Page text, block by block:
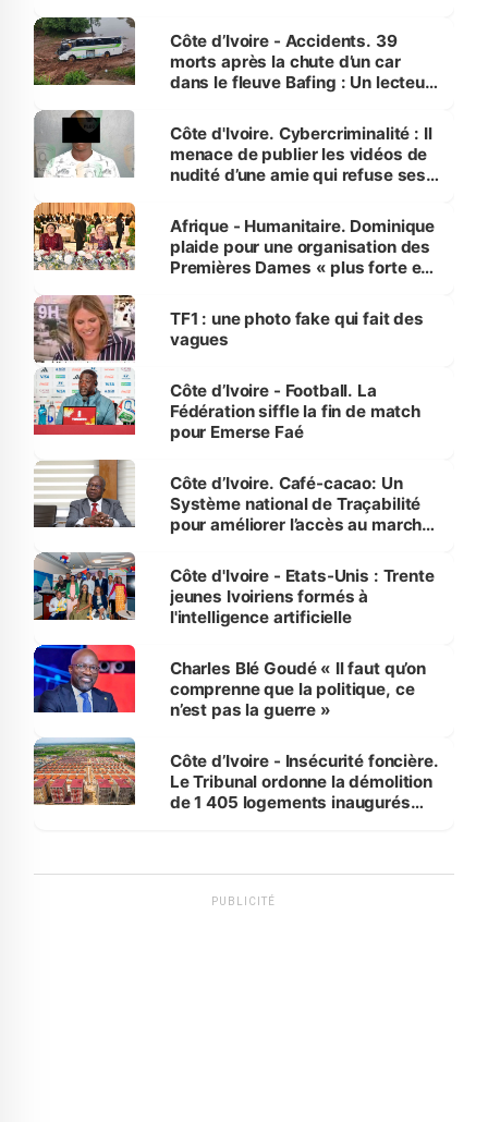
Côte d’Ivoire - Accidents. 39
morts après la chute d’un car
dans le fleuve Bafing : Un lecteur
des Transports
Côte d'Ivoire. Cybercriminalité : Il
menace de publier les vidéos de
nudité d’une amie qui refuse ses
Afrique - Humanitaire. Dominique
plaide pour une organisation des
Premières Dames « plus forte et
sur la scène internationale »
TF1 : une photo fake qui fait des
vagues
Côte d’Ivoire - Football. La
Fédération siffle la fin de match
pour Emerse Faé
Côte d’Ivoire. Café-cacao: Un
Système national de Traçabilité
pour améliorer l’accès au marché
Côte d'Ivoire - Etats-Unis : Trente
jeunes Ivoiriens formés à
l'intelligence artificielle
Charles Blé Goudé « Il faut qu’on
comprenne que la politique, ce
n’est pas la guerre »
Côte d’Ivoire - Insécurité foncière.
Le Tribunal ordonne la démolition
de 1 405 logements inaugurés
PUBLICITÉ